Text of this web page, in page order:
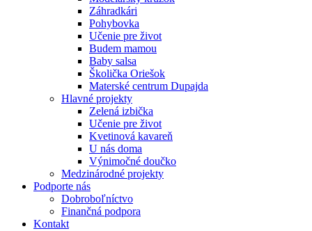
Záhradkári
Pohybovka
Učenie pre život
Budem mamou
Baby salsa
Školička Oriešok
Materské centrum Dupajda
Hlavné projekty
Zelená izbička
Učenie pre život
Kvetinová kavareň
U nás doma
Výnimočné doučko
Medzinárodné projekty
Podporte nás
Dobroboľníctvo
Finančná podpora
Kontakt